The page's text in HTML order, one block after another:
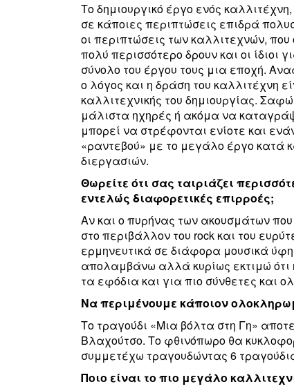
Το δημιουργικό έργο ενός
σε κάποιες περιπτώσεις επιδρά
οι περιπτώσεις των καλλιτεχνών,
πολύ περισσότερο δρουν και οι
σύνολο του έργου τους μια εποχή.
ο λόγος και η δράση του καλλιτέχνη
καλλιτεχνικής του δημιουργίας.
μάλιστα ηχηρές ή ακόμα να
μπορεί να στρέφονται ενίοτε και
«ραντεβού» με το μεγάλο έργο κατά
διεργασιών.
Θωρείτε ότι σας ταιριάζει
εντελώς διαφορετικές επιρροές;
Αν και ο πυρήνας των ακουσμάτων
στο περιβάλλον του rock και του
ερμηνευτικά σε διάφορα μουσικά
απολαμβάνω αλλά κυρίως εκτιμώ ότι
τα εφόδια και για πιο σύνθετες και
Να περιμένουμε κάποιον
Το τραγούδι «Μια βόλτα στη Γη»
Βλαχούτσο. Το φθινόπωρο θα
συμμετέχω τραγουδώντας 6
Ποιο είναι το πιο μεγάλο